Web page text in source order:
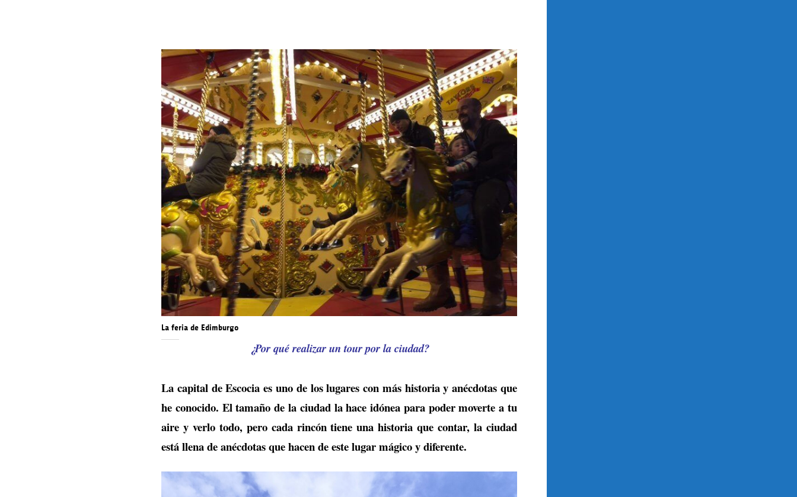
La feria de Edimburgo
¿Por qué realizar un tour por la ciudad?
La capital de Escocia es uno de los lugares con más historia y anécdotas que
he conocido. El tamaño de la ciudad la hace idónea para poder moverte a tu
aire y verlo todo, pero cada rincón tiene una historia que contar, la ciudad
está llena de anécdotas que hacen de este lugar mágico y diferente.